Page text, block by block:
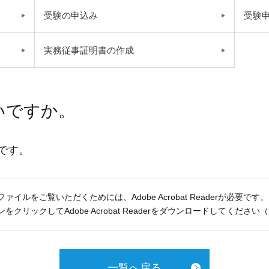
受験の申込み 受験
実務従事証明書の作成
すか。
。
ァイルをご覧いただくためには、Adobe Acrobat Readerが必要です。
をクリックしてAdobe Acrobat Readerをダウンロードしてください